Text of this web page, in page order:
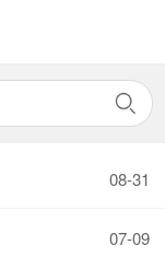
08-31
07-09